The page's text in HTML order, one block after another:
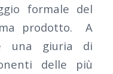
formale del
prodotto. A
una giuria di
delle più